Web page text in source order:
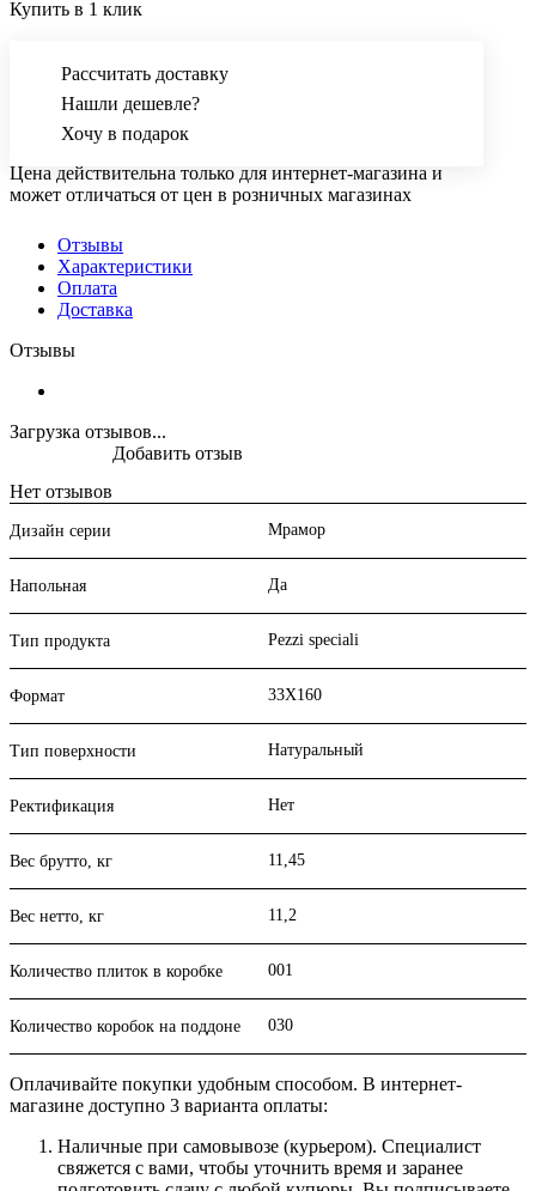
Купить в 1 клик
Рассчитать доставку
Нашли дешевле?
Хочу в подарок
Цена действительна только для интернет-магазина и
может отличаться от цен в розничных магазинах
Отзывы
Характеристики
Оплата
Доставка
Отзывы
Загрузка отзывов...
Нет отзывов
Добавить отзыв
Дизайн серии Мрамор
Напольная Да
Тип продукта Pezzi speciali
Формат 33X160
Тип поверхности Натуральный
Ректификация Нет
Вес брутто, кг 11,45
Вес нетто, кг 11,2
Количество плиток в коробке 001
Количество коробок на поддоне 030
Оплачивайте покупки удобным способом. В интернет-
магазине доступно 3 варианта оплаты:
Наличные при самовывозе (курьером). Специалист
свяжется с вами, чтобы уточнить время и заранее